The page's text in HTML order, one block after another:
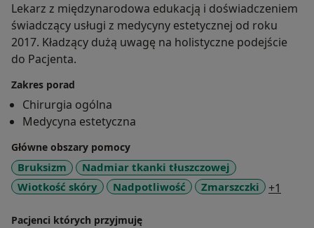
Lekarz z międzynarodowa edukacją i doświadczeniem
świadczący usługi z medycyny estetycznej od roku
2017. Kładzący dużą uwagę na holistyczne podejście
do Pacjenta.
Zakres porad
Chirurgia ogólna
Medycyna estetyczna
Główne obszary pomocy
Bruksizm
Nadmiar tkanki tłuszczowej
Wiotkość skóry
Nadpotliwość Zmarszczki +1
Pacjenci których przyjmuję